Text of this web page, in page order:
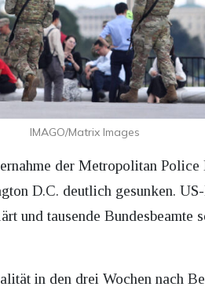
IMAGO/Matrix Images
der Metropolitan
D.C. deutlich gesunken.
und tausende
in den drei Wochen nach